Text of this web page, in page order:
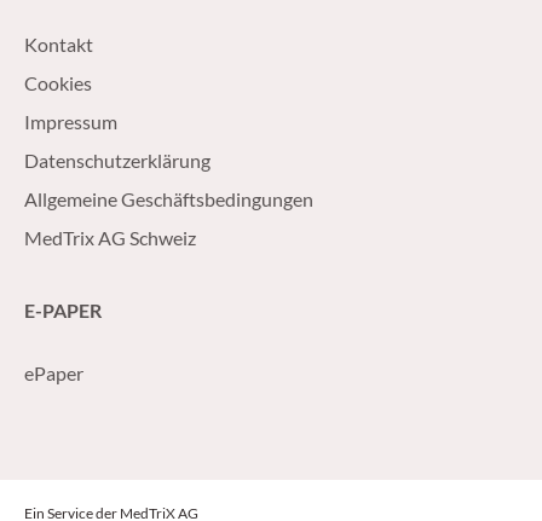
Kontakt
Cookies
Impressum
Datenschutzerklärung
Allgemeine Geschäftsbedingungen
MedTrix AG Schweiz
E-PAPER
ePaper
Ein Service der MedTriX AG